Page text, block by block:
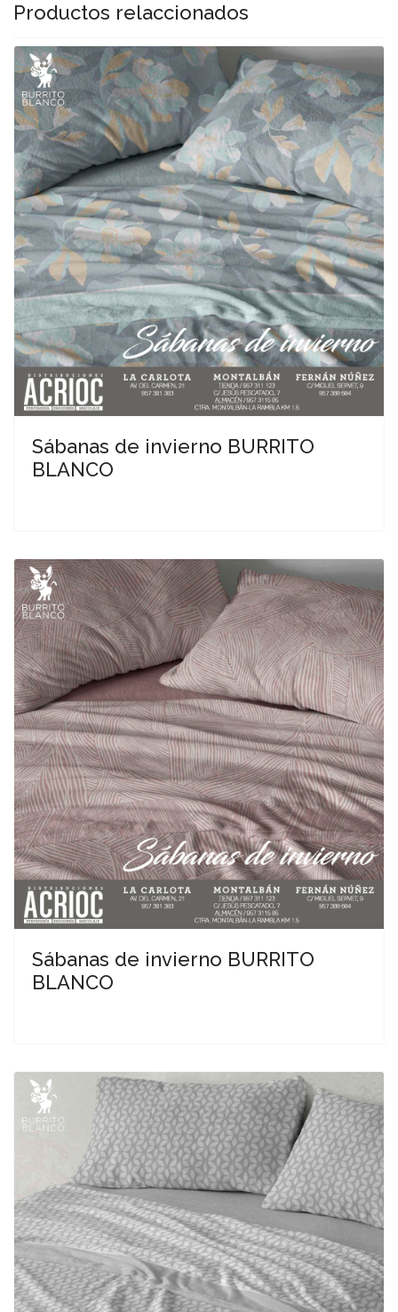
Productos relaccionados
Sábanas de invierno BURRITO
BLANCO
Sábanas de invierno BURRITO
BLANCO